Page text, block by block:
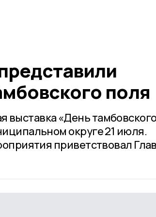
поля
«День
округе 21 июля.
приветствовал